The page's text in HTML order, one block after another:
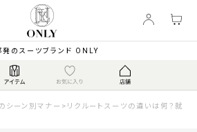
発のスーツブランド ONLY
シーン別マナー > リクルートスーツの違いは何？就活